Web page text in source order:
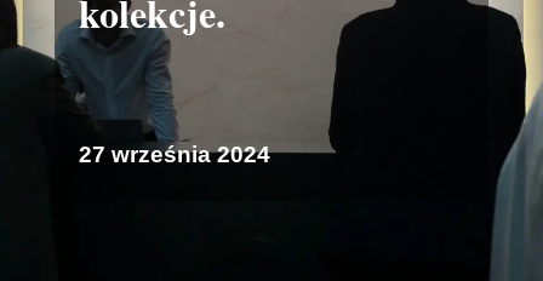
kolekcje.
27 września 2024